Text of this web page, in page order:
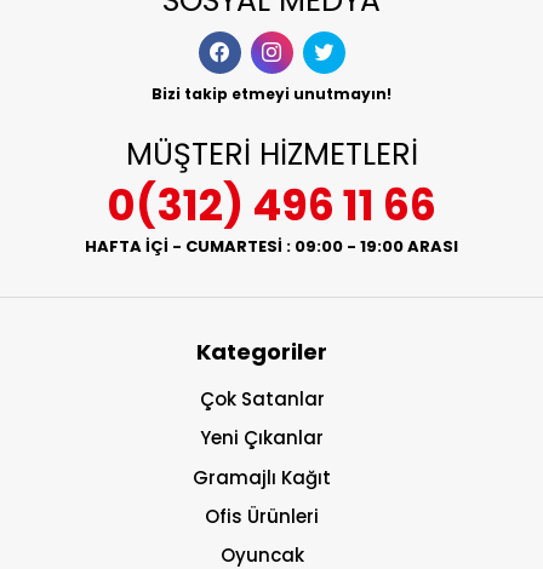
Bizi takip etmeyi unutmayın!
MÜŞTERİ HİZMETLERİ
0(312) 496 11 66
HAFTA İÇİ - CUMARTESİ : 09:00 - 19:00 ARASI
Kategoriler
Çok Satanlar
Yeni Çıkanlar
Gramajlı Kağıt
Ofis Ürünleri
Oyuncak